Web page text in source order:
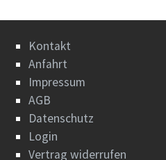
Kontakt
Anfahrt
Impressum
AGB
Datenschutz
Login
Vertrag widerrufen